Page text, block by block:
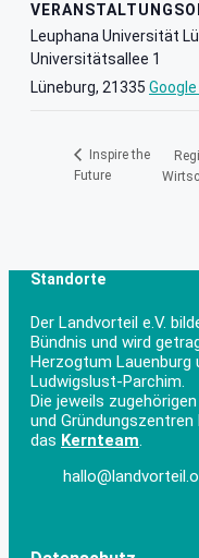
Leuphana Universität
Universitätsallee 1
Lüneburg, 21335
Inspire the
Future
Standorte
Der Landvorteil e.V.
Bündnis und wird
Herzogtum Lauenburg
Ludwigslust-Parchim.
Die jeweils
und
das Kernteam.